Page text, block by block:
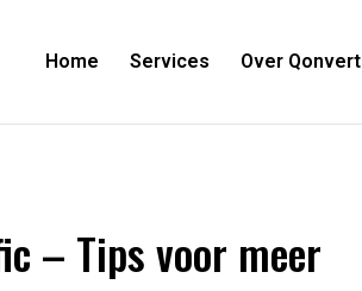
Home Services Over Qonvert
– Tips voor meer